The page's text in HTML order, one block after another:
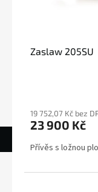
Zaslaw 205SU
19 752,07 Kč bez
23 900 Kč
Přívěs s ložnou